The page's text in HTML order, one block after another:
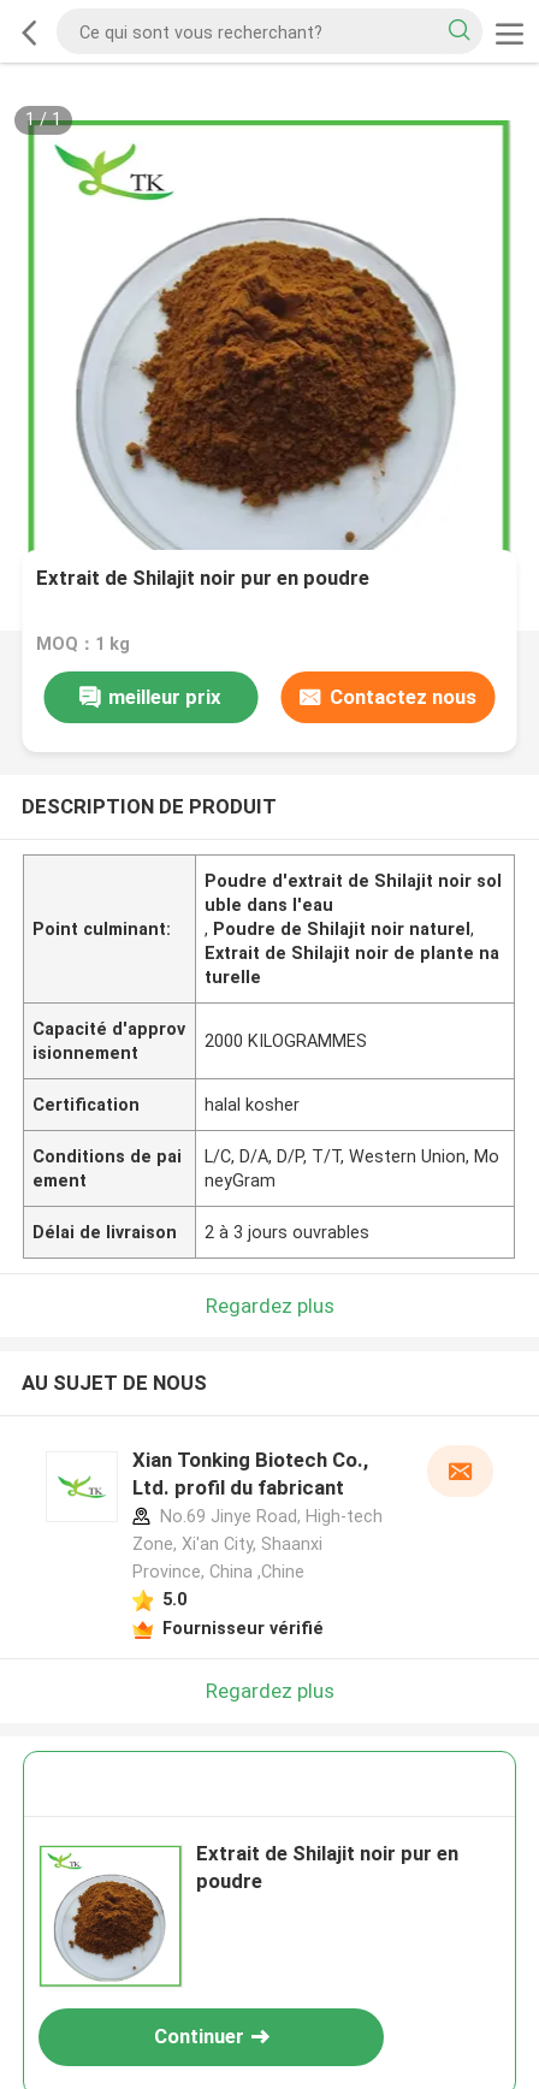
1/1
Extrait de Shilajit noir pur en poudre
MOQ：1 kg
meilleur prix Contactez nous
DESCRIPTION DE PRODUIT
Point culminant:
Poudre d'extrait de Shilajit noir sol
uble dans l'eau
, Poudre de Shilajit noir naturel,
Extrait de Shilajit noir de plante na
turelle
Capacité d'approv
isionnement
2000 KILOGRAMMES
Certification halal kosher
Conditions de pai
ement
L/C, D/A, D/P, T/T, Western Union, Mo
neyGram
Délai de livraison 2 à 3 jours ouvrables
Regardez plus
AU SUJET DE NOUS
Xian Tonking Biotech Co.,
Ltd. profil du fabricant
No.69 Jinye Road, High-tech
Zone, Xi'an City, Shaanxi
Province, China ,Chine
5.0
Fournisseur vérifié
Regardez plus
Extrait de Shilajit noir pur en
poudre
Continuer